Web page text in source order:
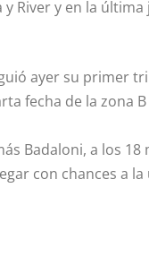
River y en la
ayer su primer
fecha de la zona
Badaloni, a los
con chances a